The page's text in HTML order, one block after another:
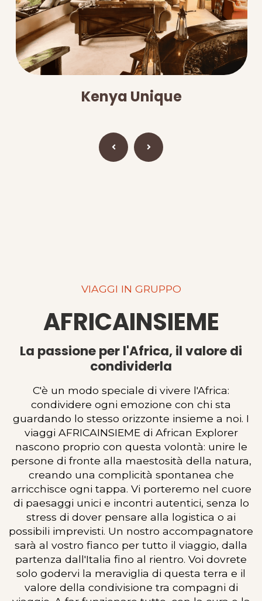
Kenya Unique
VIAGGI IN GRUPPO
AFRICAINSIEME
La passione per l'Africa, il valore di
condividerla
C'è un modo speciale di vivere l'Africa:
condividere ogni emozione con chi sta
guardando lo stesso orizzonte insieme a noi. I
viaggi AFRICAINSIEME di African Explorer
nascono proprio con questa volontà: unire le
persone di fronte alla maestosità della natura,
creando una complicità spontanea che
arricchisce ogni tappa. Vi porteremo nel cuore
di paesaggi unici e incontri autentici, senza lo
stress di dover pensare alla logistica o ai
possibili imprevisti. Un nostro accompagnatore
sarà al vostro fianco per tutto il viaggio, dalla
partenza dall'Italia fino al rientro. Voi dovrete
solo godervi la meraviglia di questa terra e il
valore della condivisione tra compagni di